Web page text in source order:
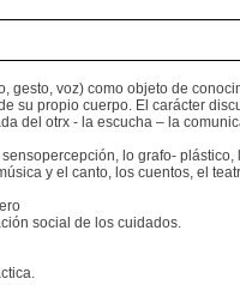
gesto, voz) como objeto de
su propio cuerpo. El carácter
del otrx - la escucha – la
lo grafo- plástico,
y el canto, los cuentos, el
social de los cuidados.